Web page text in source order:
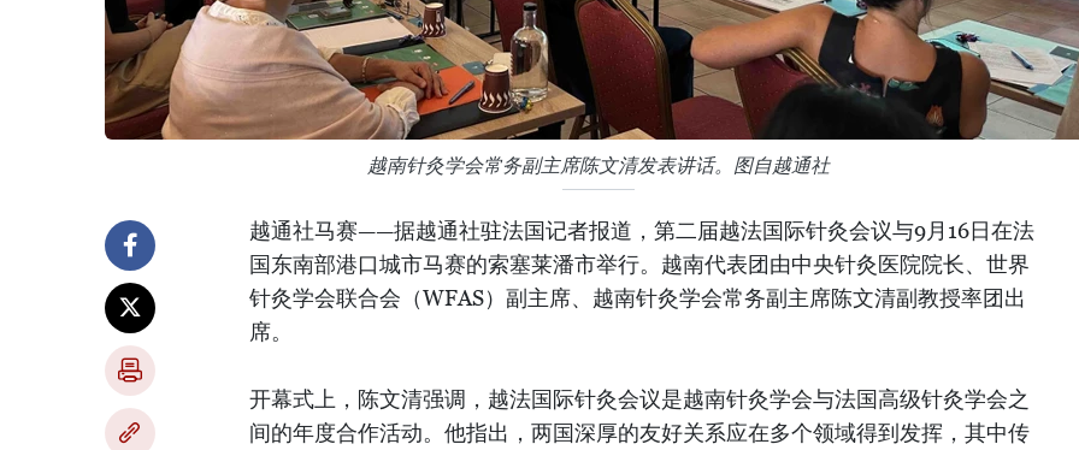
越南针灸学会常务副主席陈文清发表讲话。图自越通社
越通社马赛——据越通社驻法国记者报道，第二届越法国际针灸会议与9月16日在法
国东南部港口城市马赛的索塞莱潘市举行。越南代表团由中央针灸医院院长、世界
针灸学会联合会（WFAS）副主席、越南针灸学会常务副主席陈文清副教授率团出
席。
开幕式上，陈文清强调，越法国际针灸会议是越南针灸学会与法国高级针灸学会之
间的年度合作活动。他指出，两国深厚的友好关系应在多个领域得到发挥，其中传